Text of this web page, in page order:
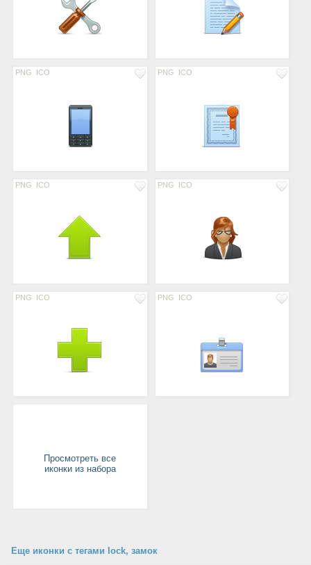
PNG ICO PNG ICO
PNG ICO PNG ICO
PNG ICO PNG ICO
Просмотреть все
иконки из набора
Еще иконки с тегами lock, замок